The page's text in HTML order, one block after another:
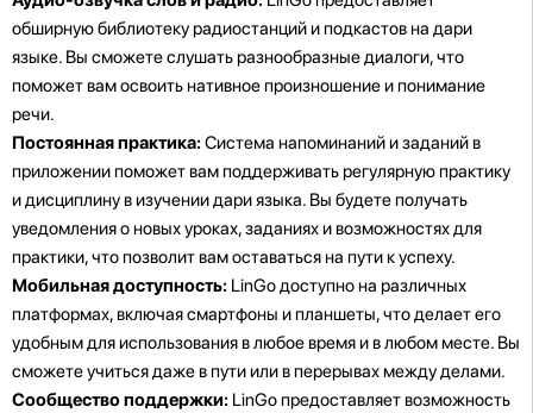
обширную библиотеку радиостанций и подкастов на дари
языке. Вы сможете слушать разнообразные диалоги, что
поможет вам освоить нативное произношение и понимание
речи.
Постоянная практика:Система напоминаний и заданий в
приложении поможет вам поддерживать регулярную практику
и дисциплину в изучении дари языка. Вы будете получать
уведомления о новых уроках, заданиях и возможностях для
практики, что позволит вам оставаться на пути к успеху.
Мобильная доступность: LinGo доступно на различных
платформах, включая смартфоны и планшеты, что делает его
удобным для использования в любое время и в любом месте. Вы
сможете учиться даже в пути или в перерывах между делами.
Сообщество поддержки: LinGo предоставляет возможность